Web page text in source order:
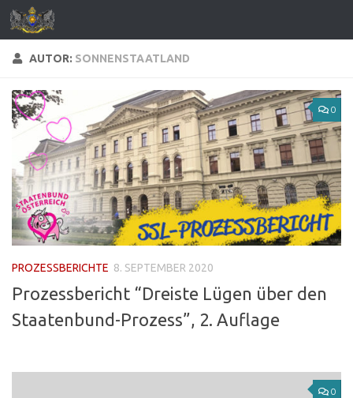
Zum Inhalt springen
AUTOR: SONNENSTAATLAND
0
PROZESSBERICHTE 8. SEPTEMBER 2020
Prozessbericht “Dreiste Lügen über den
Staatenbund-Prozess”, 2. Auflage
0